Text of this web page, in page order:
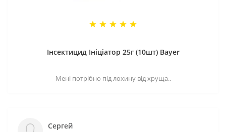
Інсектицид Ініціатор 25г (10шт) Bayer
Мені потрібно під лохину від хруща..
Сергей